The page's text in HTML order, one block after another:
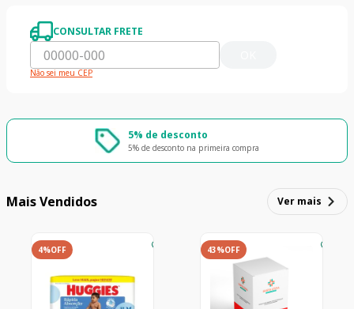
CONSULTAR FRETE
Não sei meu CEP
5% de desconto
5% de desconto na primeira compra
Mais Vendidos Ver mais
4%OFF 43%OFF